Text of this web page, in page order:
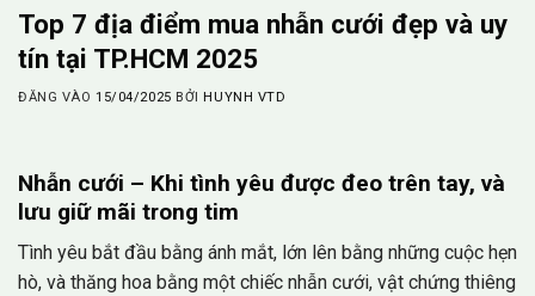
Top 7 địa điểm mua nhẫn cưới đẹp và uy
tín tại TP.HCM 2025
ĐĂNG VÀO15/04/2025 BỞI HUYNH VTD
Nhẫn cưới – Khi tình yêu được đeo trên tay, và
lưu giữ mãi trong tim
Tình yêu bắt đầu bằng ánh mắt, lớn lên bằng những cuộc hẹn
hò, và thăng hoa bằng một chiếc nhẫn cưới, vật chứng thiêng